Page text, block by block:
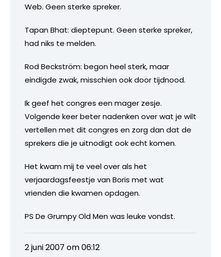
Web. Geen sterke spreker.
Tapan Bhat: dieptepunt. Geen sterke spreker,
had niks te melden.
Rod Beckström: begon heel sterk, maar
eindigde zwak, misschien ook door tijdnood.
Ik geef het congres een mager zesje.
Volgende keer beter nadenken over wat je wilt
vertellen met dit congres en zorg dan dat de
sprekers die je uitnodigt ook echt komen.
Het kwam mij te veel over als het
verjaardagsfeestje van Boris met wat
vrienden die kwamen opdagen.
PS De Grumpy Old Men was leuke vondst.
2 juni 2007 om 06:12